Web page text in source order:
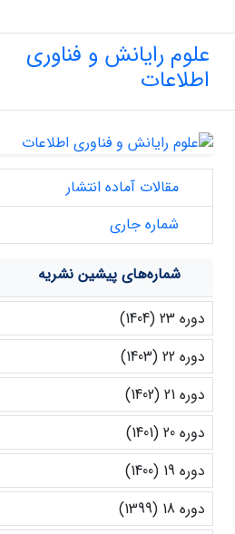
علوم رایانش و فناوری
اطلاعات
مقالات آماده انتشار
شماره جاری
شماره‌های پیشین نشریه
دوره 23 (1404)
دوره 22 (1403)
دوره 21 (1402)
دوره 20 (1401)
دوره 19 (1400)
دوره 18 (1399)